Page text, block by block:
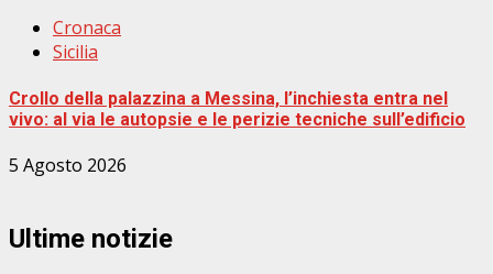
Cronaca
Sicilia
Crollo della palazzina a Messina, l’inchiesta entra nel
vivo: al via le autopsie e le perizie tecniche sull’edificio
5 Agosto 2026
Ultime notizie